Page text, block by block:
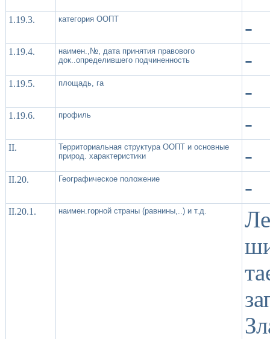
1.19.3. категория ООПТ -
1.19.4.
наимен.,№, дата принятия правового
док..определившего подчиненность
-
1.19.5. площадь, га -
1.19.6. профиль -
II.
Территориальная структура ООПТ и основные
природ. характеристики
-
II.20. Географическое положение -
II.20.1. наимен.горной страны (равнины,..) и т.д.